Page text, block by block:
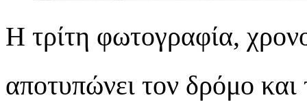
Η τρίτη φωτογραφία,
αποτυπώνει τον δρόμο